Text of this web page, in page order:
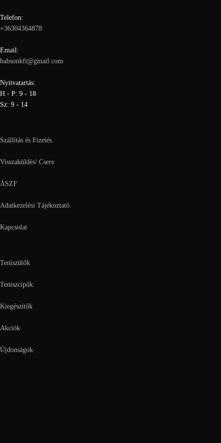
Telefon:
+36304364878
Email:
babsonkft@gmail.com
Nyitvatartás:
H - P: 9 - 18
Sz: 9 - 14
Szállítás és Fizetés
Visszaküldés/ Csere
ÁSZF
Adatkezelési Tájékoztató
Kapcsolat
Teniszütők
Teniszcipők
Kiegészítők
Akciók
Újdonságok